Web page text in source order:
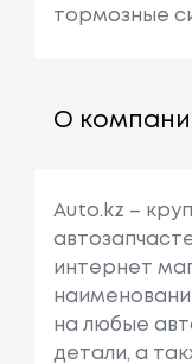
тормозные
О
Auto.kz –
интернет
на любые
детали, а